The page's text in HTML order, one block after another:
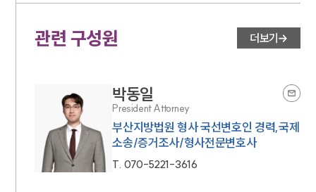
관련 구성원 더보기
박동일
President Attorney
부산지방법원 형사 국선변호인 경력,국제
소송/증거조사/형사전문변호사
T. 070-5221-3616